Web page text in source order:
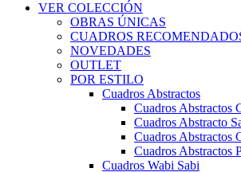
VER COLECCIÓN
OBRAS ÚNICAS
CUADROS
NOVEDADES
OUTLET
POR ESTILO
Cuadros Abstractos
Cuadros Abstractos
Cuadros Abstracto
Cuadros Abstractos
Cuadros Abstractos
Cuadros Wabi Sabi